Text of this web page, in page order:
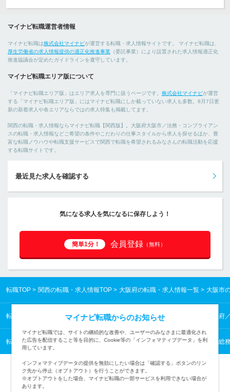
マイナビ転職運営者情報
マイナビ転職は株式会社マイナビが運営する転職・求人情報サイトです。 マイナビ転職は、
厚生労働省の求人情報提供の適正化推進事業 （委託事業）により設置された求人情報適正化
推進協議会が定めたガイドラインを遵守しています。
マイナビ転職エリア版について
「マイナビ転職エリア版」はエリア求人を専門に扱うページです。 株式会社マイナビが運営
する「マイナビ転職エリア版」にはマイナビ転職にしか載っていない求人も多数。8月7日更
新の新着求人や各エリアならではの求人特集も掲載してます。
関西の転職・求人情報ならマイナビ転職【関西版】。大阪府大阪市／法務・コンプライアン
スの転職・求人情報などご希望の条件やこだわりの仕事スタイルから求人を探せるほか、豊
富な転職ノウハウや転職支援サービスで関西で転職を希望されるみなさんの転職活動を応援
する転職サイトです。
最近見た求人を確認する
気になる求人を気になるに保存しよう！
簡単1分！ 会員登録 （無料）
転職TOP 関西の転職・求人情報TOP 大阪府の転職・求人情報一覧 大阪市
転職TOP 関西の転職・求人情報TOP 大阪府の転職・求人情報一覧 大阪府
転職TOP 管理・事務から探す 管理・事務の転職・求人情報一覧 人事・総
マイナビ転職からのお知らせ
マイナビ転職では、サイトの継続的な改善や、ユーザーのみなさまに最適化され
た広告を配信すること等を目的に、Cookie等の「インフォマティブデータ」を利
用しています。
インフォマティブデータの提供を無効にしたい場合は「確認する」ボタンのリン
ク先から停止（オプトアウト）を行うことができます。
※オプトアウトをした場合、マイナビ転職の一部サービスを利用できない場合が
あります。